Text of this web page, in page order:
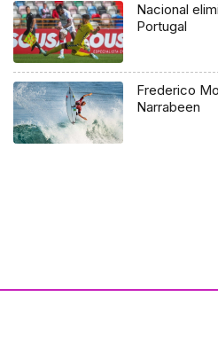
Nacional
Portugal
Frederico
Narrabeen